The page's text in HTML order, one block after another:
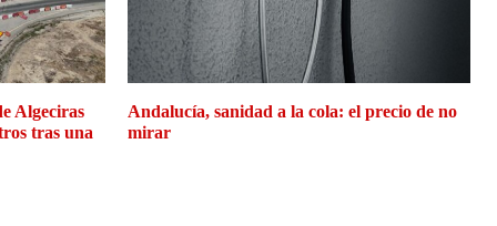
Algeciras
tras una
Andalucía, sanidad a la cola: el precio de no
mirar